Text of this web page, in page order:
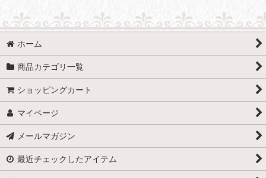
ホーム
商品カテゴリ一覧
ショッピングカート
マイページ
メールマガジン
最近チェックしたアイテム